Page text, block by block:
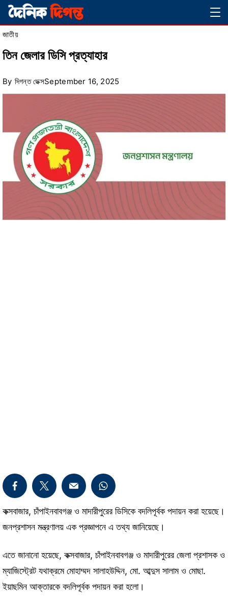
Skip
to
content
জাতীয়
তিন জেলার ডিসি প্রত্যাহার
By দিগন্ত ডেক্সSeptember 16, 2025
কক্সবাজার, চাঁপাইনবাবগঞ্জ ও মাদারীপুরের ডিসিকে বদলিপূর্বক পদায়ন করা হয়েছে।
জনপ্রশাসন মন্ত্রণালয় এক প্রজ্ঞাপনে এ তথ্য জানিয়েছে।
এতে জানানো হয়েছে, কক্সবাজার, চাঁপাইনবাবগঞ্জ ও মাদারীপুরের জেলা প্রশাসক ও
ম্যাজিস্ট্রেট যথাক্রমে মোহাম্মদ সালাহউদ্দিন, মো. আব্দুস সালাম ও মোছা.
ইয়াছমিন আক্তারকে বদলিপূর্বক পদায়ন করা হলো।